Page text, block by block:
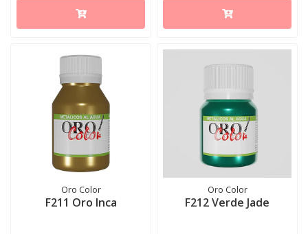
Oro Color
F211 Oro Inca
Oro Color
F212 Verde Jade